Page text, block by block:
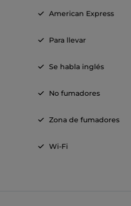
American Express
Para llevar
Se habla inglés
No fumadores
Zona de fumadores
Wi-Fi